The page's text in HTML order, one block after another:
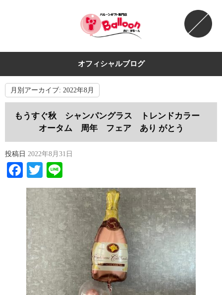
オフィシャルブログ
月別アーカイブ: 2022年8月
もうすぐ秋 シャンパングラス トレンドカラー
オータム 周年 フェア あり がとう
投稿日 2022年8月31日
Facebook
Twitter